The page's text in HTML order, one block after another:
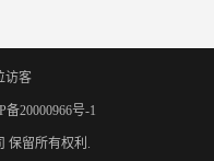
访客
备20000966号-1
保留所有权利.